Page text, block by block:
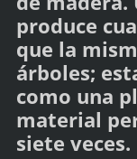
produce
que la
árboles;
como una
material
siete veces.